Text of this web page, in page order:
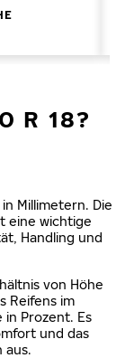
R 18?
Millimetern. Die
eine wichtige
Handling und
von Höhe
Reifens im
in Prozent. Es
und das
aus.